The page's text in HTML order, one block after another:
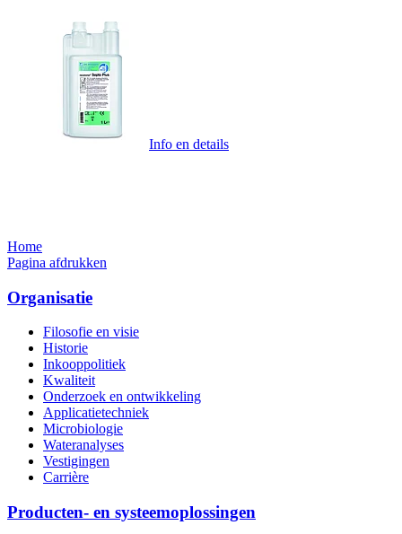
Info en details
Home
Pagina afdrukken
Organisatie
Filosofie en visie
Historie
Inkooppolitiek
Kwaliteit
Onderzoek en ontwikkeling
Applicatietechniek
Microbiologie
Wateranalyses
Vestigingen
Carrière
Producten- en systeemoplossingen